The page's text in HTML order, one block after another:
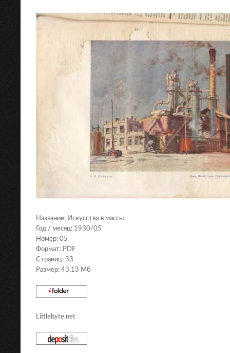
Название: Искусство в массы
Год / месяц: 1930/05
Номер: 05
Формат: PDF
Страниц: 33
Размер: 43,13 Мб
Littlebyte.net